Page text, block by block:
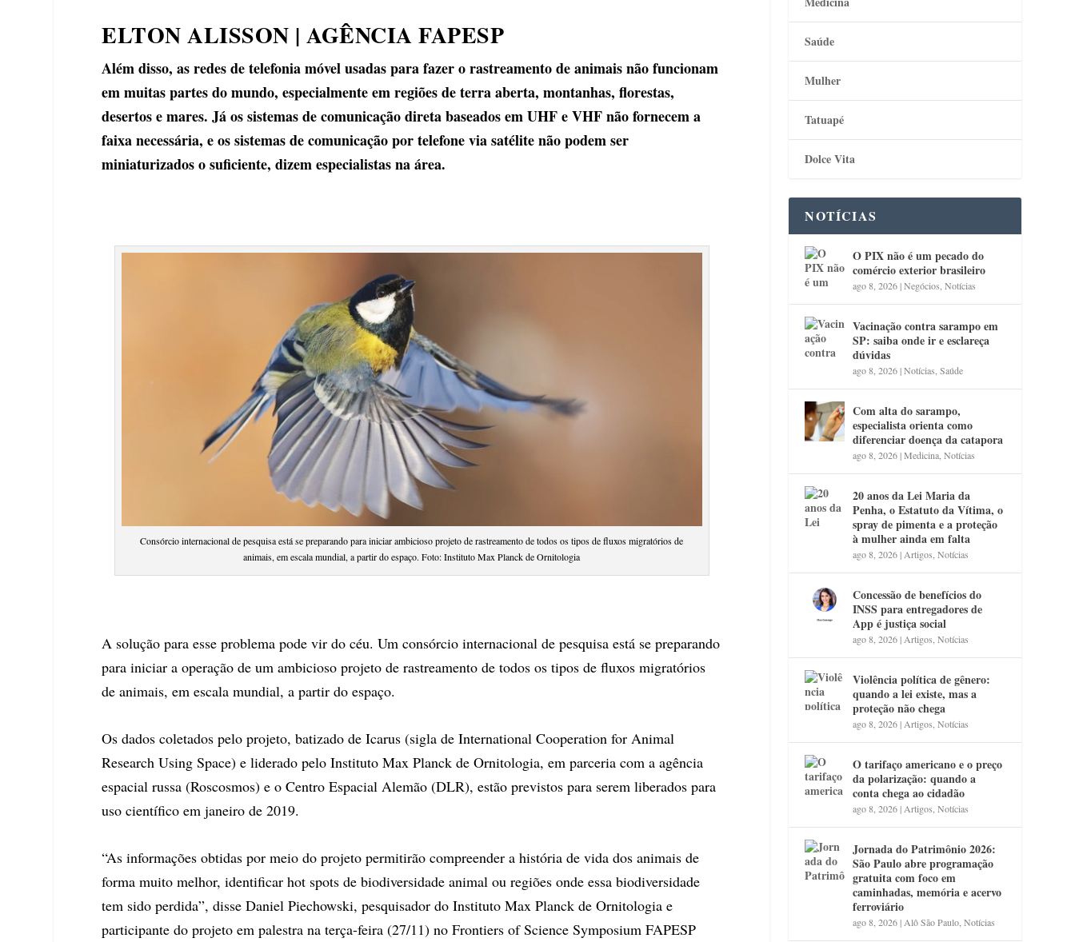
ELTON ALISSON | AGÊNCIA FAPESP
Além disso, as redes de telefonia móvel usadas para fazer o rastreamento de animais não funcionam
em muitas partes do mundo, especialmente em regiões de terra aberta, montanhas, florestas,
desertos e mares. Já os sistemas de comunicação direta baseados em UHF e VHF não fornecem a
faixa necessária, e os sistemas de comunicação por telefone via satélite não podem ser
miniaturizados o suficiente, dizem especialistas na área.
Consórcio internacional de pesquisa está se preparando para iniciar ambicioso projeto de rastreamento de todos os tipos de fluxos migratórios de
animais, em escala mundial, a partir do espaço. Foto: Instituto Max Planck de Ornitologia
A solução para esse problema pode vir do céu. Um consórcio internacional de pesquisa está se preparando
para iniciar a operação de um ambicioso projeto de rastreamento de todos os tipos de fluxos migratórios
de animais, em escala mundial, a partir do espaço.
Os dados coletados pelo projeto, batizado de Icarus (sigla de International Cooperation for Animal
Research Using Space) e liderado pelo Instituto Max Planck de Ornitologia, em parceria com a agência
espacial russa (Roscosmos) e o Centro Espacial Alemão (DLR), estão previstos para serem liberados para
uso científico em janeiro de 2019.
“As informações obtidas por meio do projeto permitirão compreender a história de vida dos animais de
forma muito melhor, identificar hot spots de biodiversidade animal ou regiões onde essa biodiversidade
tem sido perdida”, disse Daniel Piechowski, pesquisador do Instituto Max Planck de Ornitologia e
participante do projeto em palestra na terça-feira (27/11) no Frontiers of Science Symposium FAPESP
Saúde
Mulher
Tatuapé
Dolce Vita
NOTÍCIAS
O PIX não é um pecado do
comércio exterior brasileiro
ago 8, 2026|Negócios ,Notícias
Vacinação contra sarampo em
SP: saiba onde ir e esclareça
dúvidas
ago 8, 2026|Notícias ,Saúde
Com alta do sarampo,
especialista orienta como
diferenciar doença da catapora
ago 8, 2026|Medicina ,Notícias
20 anos da Lei Maria da
Penha, o Estatuto da Vítima, o
spray de pimenta e a proteção
à mulher ainda em falta
ago 8, 2026| Artigos ,Notícias
Concessão de benefícios do
INSS para entregadores de
App é justiça social
ago 8, 2026| Artigos ,Notícias
Violência política de gênero:
quando a lei existe, mas a
proteção não chega
ago 8, 2026| Artigos ,Notícias
O tarifaço americano e o preço
da polarização: quando a
conta chega ao cidadão
ago 8, 2026| Artigos ,Notícias
Jornada do Patrimônio 2026:
São Paulo abre programação
gratuita com foco em
caminhadas, memória e acervo
ferroviário
ago 8, 2026| Alô São Paulo ,Notícias